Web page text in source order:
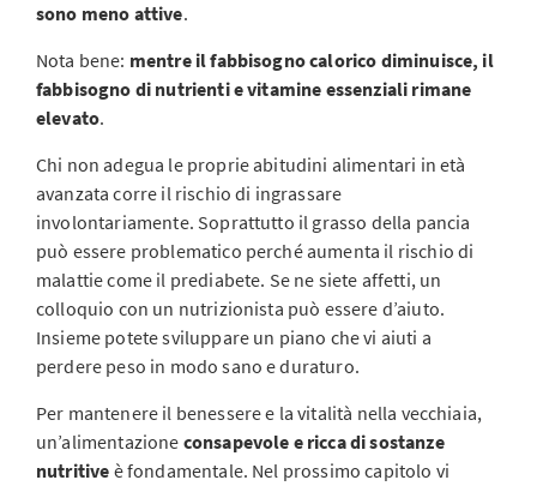
sono meno attive.
Nota bene: mentre il fabbisogno calorico diminuisce, il
fabbisogno di nutrienti e vitamine essenziali rimane
elevato.
Chi non adegua le proprie abitudini alimentari in età
avanzata corre il rischio di ingrassare
involontariamente. Soprattutto il grasso della pancia
può essere problematico perché aumenta il rischio di
malattie come il prediabete. Se ne siete affetti, un
colloquio con un nutrizionista può essere d’aiuto.
Insieme potete sviluppare un piano che vi aiuti a
perdere peso in modo sano e duraturo.
Per mantenere il benessere e la vitalità nella vecchiaia,
un’alimentazione consapevole e ricca di sostanze
nutritive è fondamentale. Nel prossimo capitolo vi